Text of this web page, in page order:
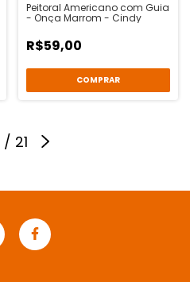
Peitoral Americano com Guia
- Onça Marrom - Cindy
R$59,00
COMPRAR
/ 21